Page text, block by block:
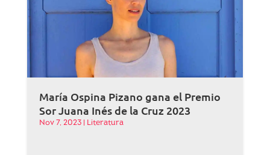
María Ospina Pizano gana el Premio
Sor Juana Inés de la Cruz 2023
Nov 7, 2023| Literatura